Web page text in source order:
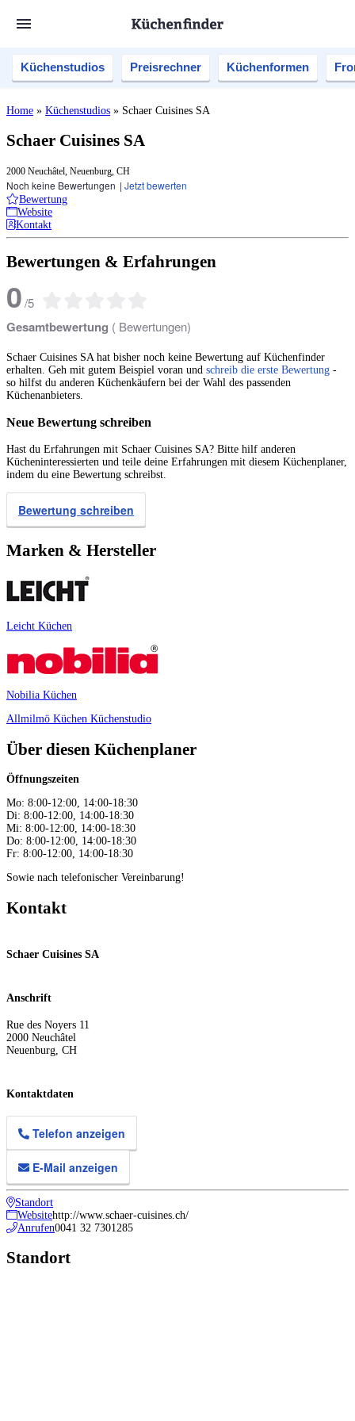
Küchenstudios Preisrechner Küchenformen
Home » Küchenstudios » Schaer Cuisines SA
Schaer Cuisines SA
2000 Neuchâtel, Neuenburg, CH
Noch keine Bewertungen | Jetzt bewerten
Bewertung
Website
Kontakt
Bewertungen & Erfahrungen
0/5
Gesamtbewertung ( Bewertungen)
Schaer Cuisines SA hat bisher noch keine Bewertung auf Küchenfinder
erhalten. Geh mit gutem Beispiel voran und schreib die erste Bewertung -
so hilfst du anderen Küchenkäufern bei der Wahl des passenden
Küchenanbieters.
Neue Bewertung schreiben
Hast du Erfahrungen mit Schaer Cuisines SA? Bitte hilf anderen
Kücheninteressierten und teile deine Erfahrungen mit diesem Küchenplaner,
indem du eine Bewertung schreibst.
Bewertung schreiben
Marken & Hersteller
Leicht Küchen
Nobilia Küchen
Allmilmö Küchen Küchenstudio
Über diesen Küchenplaner
Öffnungszeiten
Mo: 8:00-12:00, 14:00-18:30
Di: 8:00-12:00, 14:00-18:30
Mi: 8:00-12:00, 14:00-18:30
Do: 8:00-12:00, 14:00-18:30
Fr: 8:00-12:00, 14:00-18:30
Sowie nach telefonischer Vereinbarung!
Kontakt
Schaer Cuisines SA
Anschrift
Rue des Noyers 11
2000 Neuchâtel
Neuenburg, CH
Kontaktdaten
Telefon anzeigen
E-Mail anzeigen
Standort
Websitehttp://www.schaer-cuisines.ch/
Anrufen0041 32 7301285
Standort